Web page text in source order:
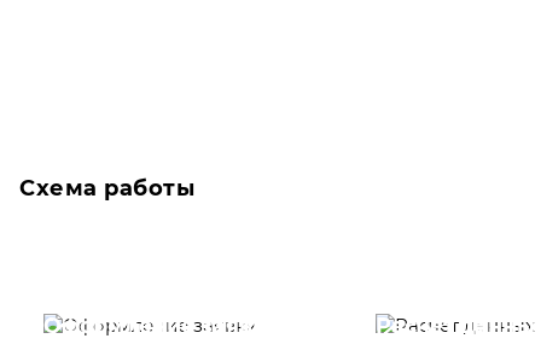
Схема работы
Оформление заявки Расчет